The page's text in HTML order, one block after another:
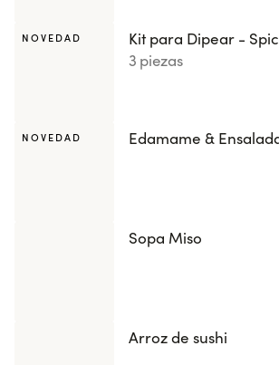
NOVEDAD
Kit para Dipear -
3 piezas
NOVEDAD Edamame &
Sopa Miso
Arroz de sushi